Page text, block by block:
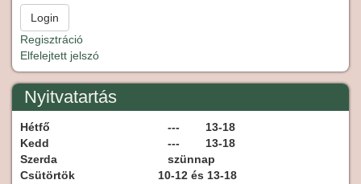
Regisztráció
Elfelejtett jelszó
Nyitvatartás
Hétfő
--- 13-18
Kedd
--- 13-18
Szerda
szünnap
Csütörtök
10-12 és 13-18